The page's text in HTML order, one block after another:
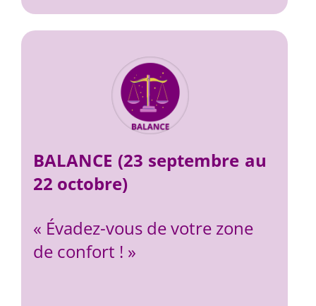
BALANCE (23 septembre au
22 octobre)
« Évadez-vous de votre zone
de confort ! »